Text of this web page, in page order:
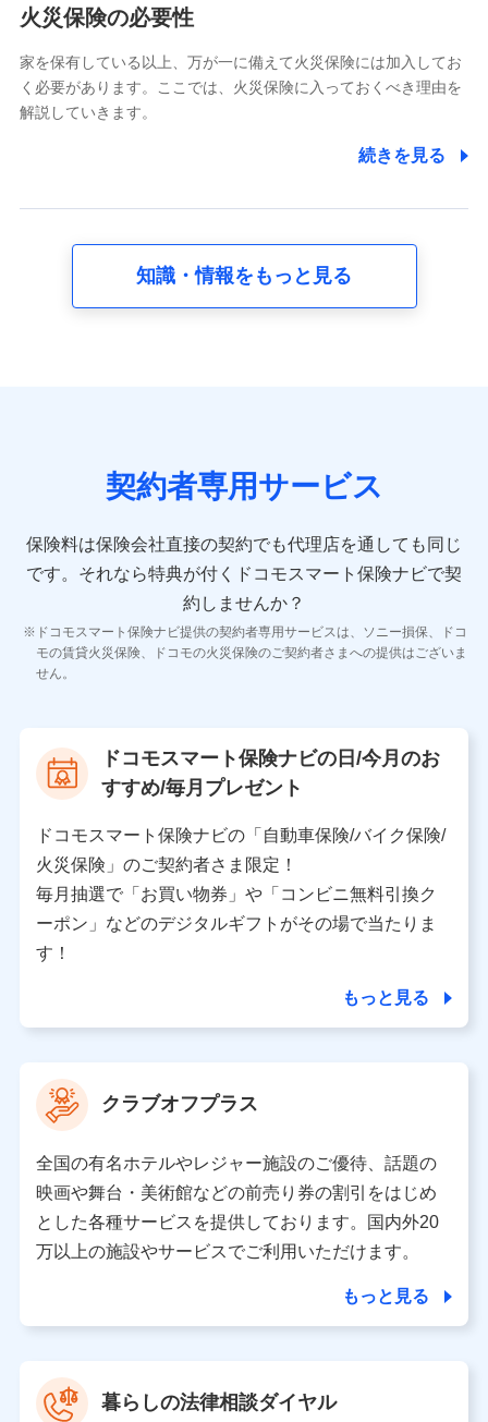
電話対応の品質向上およびお問合せ内容の正確な把握のため
6.採用応募者の個人情報
採用選考および入社手続を実施するため
8.取引先個人情報
取引先としての選定業務、営業情報の提供業務、契約締結手
10.受託業務の 個人情報
11.マイカー通勤管理クラウド並びに法人向けASPサー
ビスに関してのお問い合わせ情報
各種お問い合わせに対応するため
当社のサービスに関する情報提供や、皆様に有用なお知らせ
をお送りするため
当社の対応品質向上やお問い合わせ内容の正確な把握のため
個人情報保護管理者の職名、連絡先
〒103-0013 東京都中央区日本橋人形町2-14-10 アー
バンネット日本橋ビル 3F
株式会社ドコモ・インシュアランス
個人情報の第三者提供について
当社は利用目的の達成に必要な範囲内において個人情報
の取り扱いの全部または一部を委託する場合がありま
す。
個人データの共同利用
当社は株式会社NTTドコモとの間で、以下のとおり個
人データを共同利用します。
氏名、電話番号、メールアドレス、お客さまの識別子、属
性、連絡先、dポイントサービスのご利用に関する情報。例
火災保険の必要性
家を保有している以上、万が一に備えて火災保険には加入してお
く必要があります。ここでは、火災保険に入っておくべき理由を
解説していきます。
続きを見る
知識・情報をもっと見る
契約者専用サービス
保険料は保険会社直接の契約でも代理店を通しても同じ
です。 それなら特典が付くドコモスマート保険ナビで契
約しませんか？
ドコモスマート保険ナビ提供の契約者専用サービスは、ソニー損保、ドコ
モの賃貸火災保険、ドコモの火災保険のご契約者さまへの提供はございま
せん。
ドコモスマート保険ナビの日/今月のお
すすめ/毎月プレゼント
ドコモスマート保険ナビの「自動車保険/バイク保険/
火災保険」のご契約者さま限定！
毎月抽選で「お買い物券」や「コンビニ無料引換ク
ーポン」などのデジタルギフトがその場で当たりま
す！
もっと見る
クラブオフプラス
全国の有名ホテルやレジャー施設のご優待、話題の
映画や舞台・美術館などの前売り券の割引をはじめ
とした各種サービスを提供しております。国内外20
万以上の施設やサービスでご利用いただけます。
もっと見る
暮らしの法律相談ダイヤル